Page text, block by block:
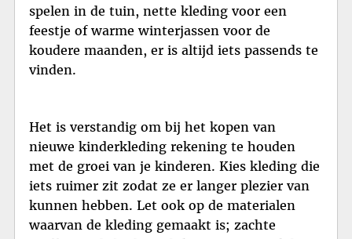
spelen in de tuin, nette kleding voor een
feestje of warme winterjassen voor de
koudere maanden, er is altijd iets passends te
vinden.
Het is verstandig om bij het kopen van
nieuwe kinderkleding rekening te houden
met de groei van je kinderen. Kies kleding die
iets ruimer zit zodat ze er langer plezier van
kunnen hebben. Let ook op de materialen
waarvan de kleding gemaakt is; zachte